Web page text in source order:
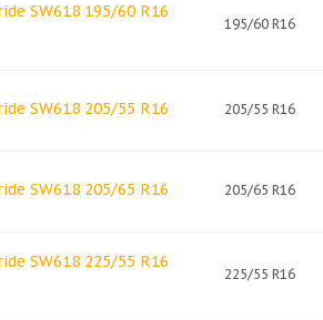
SW618 195/60 R16
195/60 R16
SW618 205/55 R16 205/55 R16
SW618 205/65 R16 205/65 R16
SW618 225/55 R16
225/55 R16